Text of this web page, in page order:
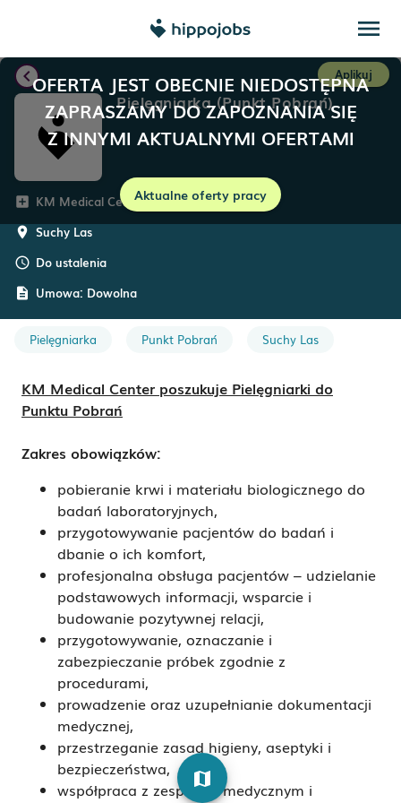
menu
OFERTA JEST OBECNIE NIEDOSTĘPNA
ZAPRASZAMY DO ZAPOZNANIA SIĘ
Z INNYMI AKTUALNYMI OFERTAMI
Aktualne oferty pracy
chevron_left Aplikuj
Pielęgniarka (Punkt Pobrań)
add_box KM Medical Center
room Suchy Las
schedule Do ustalenia
description Umowa: Dowolna
Pielęgniarka Punkt Pobrań Suchy Las
KM Medical Center poszukuje Pielęgniarki do
Punktu Pobrań
Zakres obowiązków:
pobieranie krwi i materiału biologicznego do
badań laboratoryjnych,
przygotowywanie pacjentów do badań i
dbanie o ich komfort,
profesjonalna obsługa pacjentów – udzielanie
podstawowych informacji, wsparcie i
budowanie pozytywnej relacji,
przygotowywanie, oznaczanie i
zabezpieczanie próbek zgodnie z
procedurami,
prowadzenie oraz uzupełnianie dokumentacji
medycznej,
przestrzeganie zasad higieny, aseptyki i
bezpieczeństwa,
współpraca z zespołem medycznym i
map